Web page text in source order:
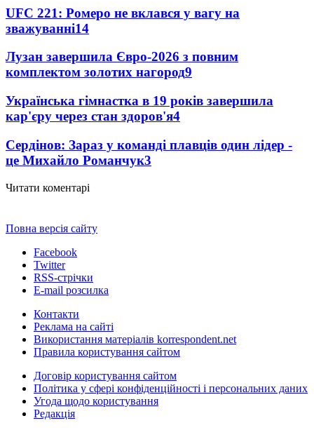
UFC 221: Ромеро не вклався у вагу на
зважуванні14
Лузан завершила Євро-2026 з повним
комплектом золотих нагород9
Українська гімнастка в 19 років завершила
кар'єру через стан здоров'я4
Сердінов: Зараз у команді плавців один лідер -
це Михайло Романчук3
Читати коментарі
Повна версія сайту
Facebook
Twitter
RSS-стрічки
E-mail розсилка
Контакти
Реклама на сайті
Використання матеріалів korrespondent.net
Правила користування сайтом
Договір користування сайтом
Політика у сфері конфіденційності і персональних даних
Угода щодо користування
Редакція